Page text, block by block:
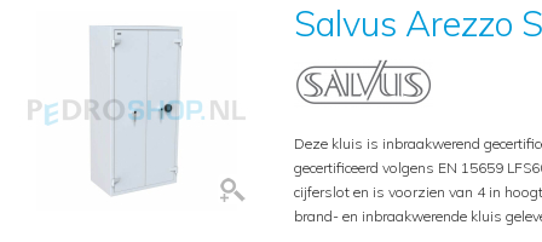
Salvus Arezzo
Deze kluis is inbraakwerend
gecertificeerd volgens EN 15659
cijferslot en is voorzien van 4 in
brand- en inbraakwerende kluis